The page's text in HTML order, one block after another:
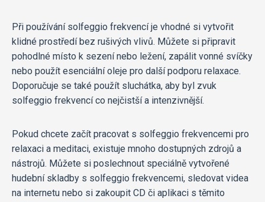
Při používání solfeggio frekvencí je vhodné si vytvořit
klidné prostředí bez rušivých vlivů. Můžete si připravit
pohodlné místo k sezení nebo ležení, zapálit vonné svíčky
nebo použít esenciální oleje pro další podporu relaxace.
Doporučuje se také použít sluchátka, aby byl zvuk
solfeggio frekvencí co nejčistší a intenzivnější.
Pokud chcete začít pracovat s solfeggio frekvencemi pro
relaxaci a meditaci, existuje mnoho dostupných zdrojů a
nástrojů. Můžete si poslechnout speciálně vytvořené
hudební skladby s solfeggio frekvencemi, sledovat videa
na internetu nebo si zakoupit CD či aplikaci s těmito